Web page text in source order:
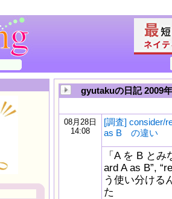
gyutakuの日記 2009
08月28日
14:08
[調査] consider/
as B の違い
「A を B と
ard A as B”,
う使い分ける
た